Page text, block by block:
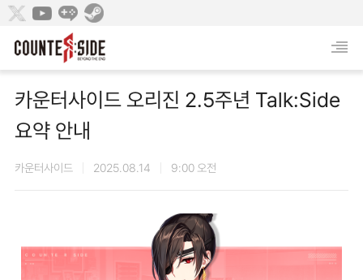
카운터사이드 오리진 2.5주년 Talk:Side
요약 안내
카운터사이드 2025.08.14 9:00 오전